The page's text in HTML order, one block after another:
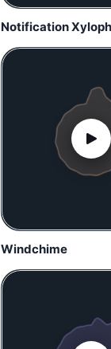
Notification
Windchime